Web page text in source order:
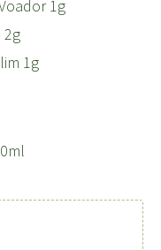
1g
2g
1g